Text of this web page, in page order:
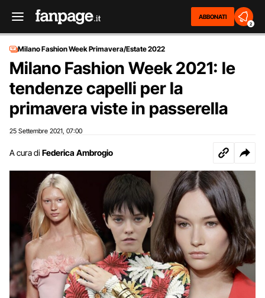
ABBONATI
2
Milano Fashion Week Primavera/Estate 2022
Milano Fashion Week 2021: le
tendenze capelli per la
primavera viste in passerella
25 Settembre 2021 07:00
A cura di Federica Ambrogio